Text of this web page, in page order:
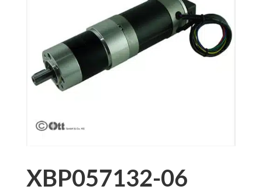
XBP057132-06